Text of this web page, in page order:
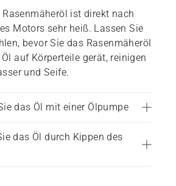
Rasenmäheröl ist direkt nach
Motors sehr heiß. Lassen Sie
bevor Sie das Rasenmäheröl
auf Körperteile gerät, reinigen
und Seife.
das Öl mit einer Ölpumpe
das Öl durch Kippen des